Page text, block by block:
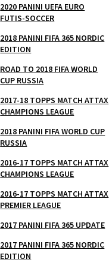
2020 PANINI UEFA EURO
FUTIS-SOCCER
2018 PANINI FIFA 365 NORDIC
EDITION
ROAD TO 2018 FIFA WORLD
CUP RUSSIA
2017-18 TOPPS MATCH ATTAX
CHAMPIONS LEAGUE
2018 PANINI FIFA WORLD CUP
RUSSIA
2016-17 TOPPS MATCH ATTAX
CHAMPIONS LEAGUE
2016-17 TOPPS MATCH ATTAX
PREMIER LEAGUE
2017 PANINI FIFA 365 UPDATE
2017 PANINI FIFA 365 NORDIC
EDITION